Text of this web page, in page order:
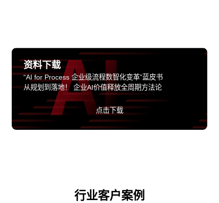
资料下载
“AI for Process 企业级流程数智化变革”蓝皮书
从规划到落地！ 企业AI价值释放全周期方法论
点击下载
行业客户案例